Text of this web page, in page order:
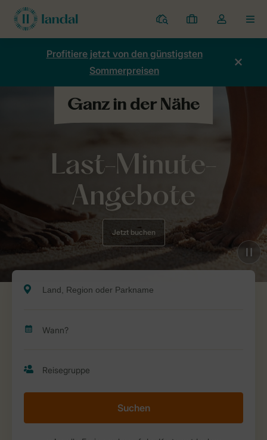
Ferienparks
Meine
Buchungen
Dropdown-
Menü
Kontos
Profitiere jetzt von den günstigsten
Sommerpreisen
Last-Minute-
Angebote
Jetzt buchen
Suchen